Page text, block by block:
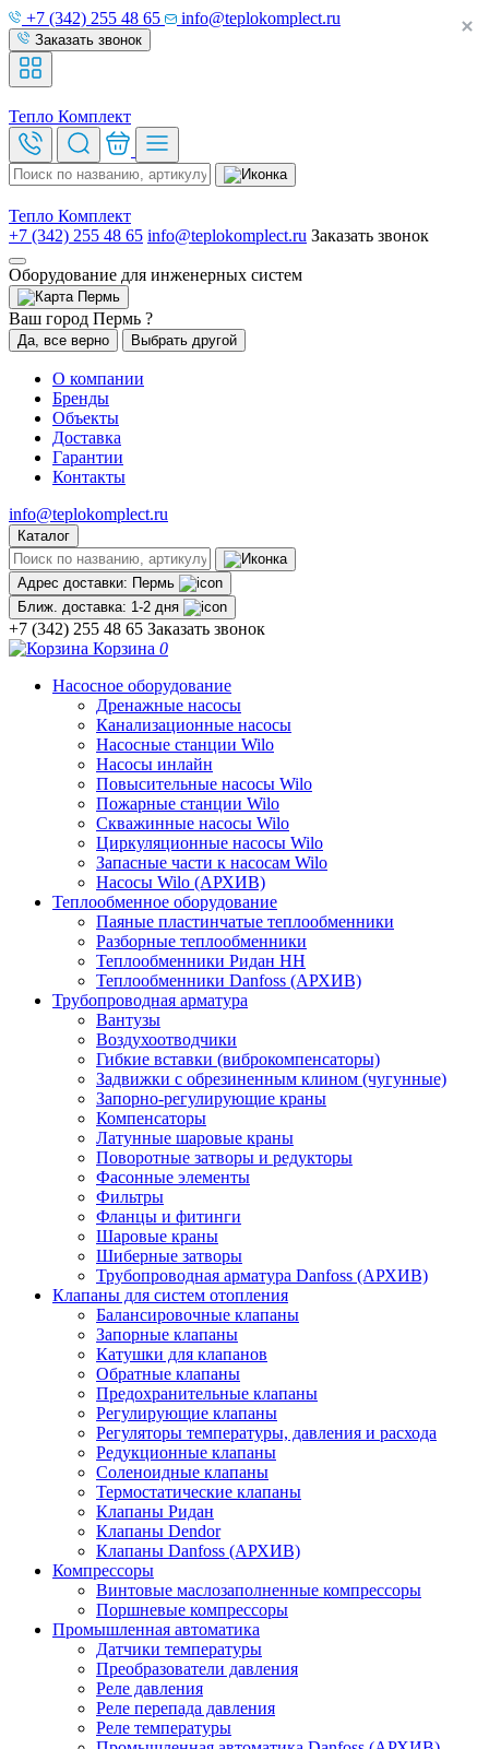
+7 (342) 255 48 65 info@teplokomplect.ru
Заказать звонок
Тепло Комплект
Тепло Комплект
+7 (342) 255 48 65 info@teplokomplect.ru Заказать звонок
Оборудование для инженерных систем
Пермь
Ваш город Пермь ?
Да, все верно Выбрать другой
О компании
Бренды
Объекты
Доставка
Гарантии
Контакты
info@teplokomplect.ru
Каталог
Адрес доставки: Пермь
Ближ. доставка: 1-2 дня
+7 (342) 255 48 65 Заказать звонок
Корзина 0
Насосное оборудование
Дренажные насосы
Канализационные насосы
Насосные станции Wilo
Насосы инлайн
Повысительные насосы Wilo
Пожарные станции Wilo
Скважинные насосы Wilo
Циркуляционные насосы Wilo
Запасные части к насосам Wilo
Насосы Wilo (АРХИВ)
Теплообменное оборудование
Паяные пластинчатые теплообменники
Разборные теплообменники
Теплообменники Ридан НН
Теплообменники Danfoss (АРХИВ)
Трубопроводная арматура
Вантузы
Воздухоотводчики
Гибкие вставки (виброкомпенсаторы)
Задвижки с обрезиненным клином (чугунные)
Запорно-регулирующие краны
Компенсаторы
Латунные шаровые краны
Поворотные затворы и редукторы
Фасонные элементы
Фильтры
Фланцы и фитинги
Шаровые краны
Шиберные затворы
Трубопроводная арматура Danfoss (АРХИВ)
Клапаны для систем отопления
Балансировочные клапаны
Запорные клапаны
Катушки для клапанов
Обратные клапаны
Предохранительные клапаны
Регулирующие клапаны
Регуляторы температуры, давления и расхода
Редукционные клапаны
Соленоидные клапаны
Термостатические клапаны
Клапаны Ридан
Клапаны Dendor
Клапаны Danfoss (АРХИВ)
Компрессоры
Винтовые маслозаполненные компрессоры
Поршневые компрессоры
Промышленная автоматика
Датчики температуры
Преобразователи давления
Реле давления
Реле перепада давления
Реле температуры